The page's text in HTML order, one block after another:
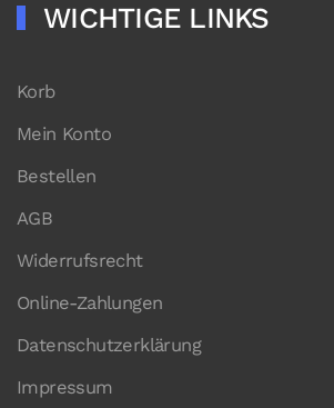
WICHTIGE LINKS
Korb
Mein Konto
Bestellen
AGB
Widerrufsrecht
Online-Zahlungen
Datenschutzerklärung
Impressum